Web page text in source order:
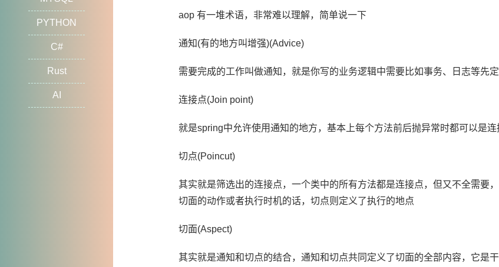
PYTHON
C#
Rust
AI
aop 有一堆术语，非常难以理解，简单说一下
通知(有的地方叫增强)(Advice)
需要完成的工作叫做通知，就是你写的业务逻辑中需要比如事务、日志等先
连接点(Join point)
就是spring中允许使用通知的地方，基本上每个方法前后抛异常时都可以是连
切点(Poincut)
其实就是筛选出的连接点，一个类中的所有方法都是连接点，但又不全需要
切面的动作或者执行时机的话，切点则定义了执行的地点
切面(Aspect)
其实就是通知和切点的结合，通知和切点共同定义了切面的全部内容，它是